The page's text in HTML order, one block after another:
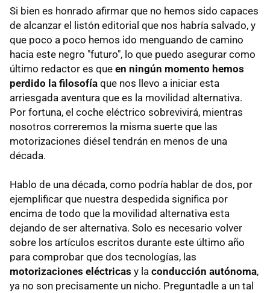
Si bien es honrado afirmar que no hemos sido capaces
de alcanzar el listón editorial que nos habría salvado, y
que poco a poco hemos ido menguando de camino
hacia este negro "futuro", lo que puedo asegurar como
último redactor es que en ningún momento hemos
perdido la filosofía que nos llevo a iniciar esta
arriesgada aventura que es la movilidad alternativa.
Por fortuna, el coche eléctrico sobrevivirá, mientras
nosotros correremos la misma suerte que las
motorizaciones diésel tendrán en menos de una
década.
Hablo de una década, como podría hablar de dos, por
ejemplificar que nuestra despedida significa por
encima de todo que la movilidad alternativa esta
dejando de ser alternativa. Solo es necesario volver
sobre los artículos escritos durante este último año
para comprobar que dos tecnologías, las
motorizaciones eléctricas y la conducción autónoma,
ya no son precisamente un nicho. Preguntadle a un tal